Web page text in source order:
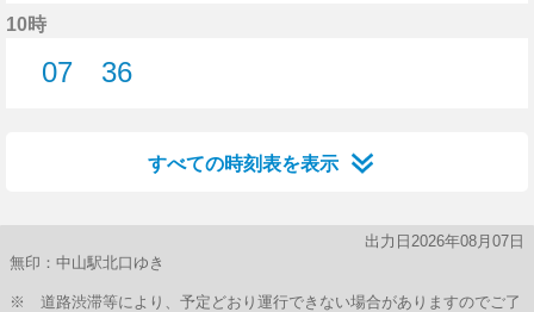
10時
07
36
すべての時刻表を表示
出力日2026年08月07日
無印：中山駅北口ゆき
※ 道路渋滞等により、予定どおり運行できない場合がありますのでご了